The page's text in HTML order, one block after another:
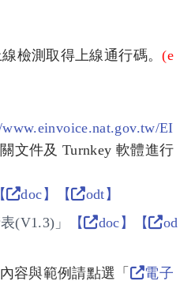
檢測取得上線通行碼。(e
EI
文件及 Turnkey 軟體進行
【 doc】 【
odt】
(V1.3)」
【 doc】 【
od
容與範例請點選「
電子